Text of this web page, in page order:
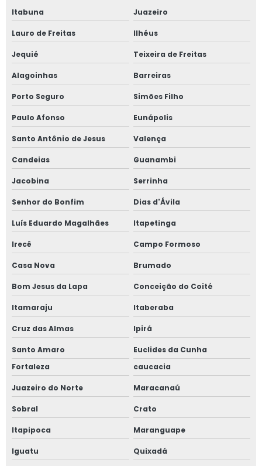
Itabuna Juazeiro
Lauro de Freitas Ilhéus
Jequié Teixeira de Freitas
Alagoinhas Barreiras
Porto Seguro Simões Filho
Paulo Afonso Eunápolis
Santo Antônio de Jesus Valença
Candeias Guanambi
Jacobina Serrinha
Senhor do Bonfim Dias d'Ávila
Luís Eduardo Magalhães Itapetinga
Irecê Campo Formoso
Casa Nova Brumado
Bom Jesus da Lapa Conceição do Coité
Itamaraju Itaberaba
Cruz das Almas Ipirá
Santo Amaro
Euclides da Cunha
Fortaleza
caucacia
Juazeiro do Norte Maracanaú
Sobral Crato
Itapipoca Maranguape
Iguatu Quixadá